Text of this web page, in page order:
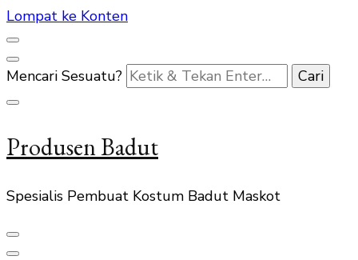
Lompat ke Konten
Mencari Sesuatu?
Produsen Badut
Spesialis Pembuat Kostum Badut Maskot